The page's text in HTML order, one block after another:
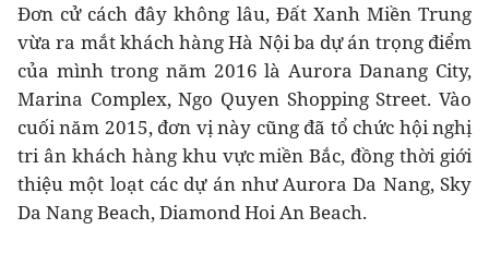
Đơn cử cách đây không lâu, Đất Xanh Miền Trung
vừa ra mắt khách hàng Hà Nội ba dự án trọng điểm
của mình trong năm 2016 là Aurora Danang City,
Marina Complex, Ngo Quyen Shopping Street. Vào
cuối năm 2015, đơn vị này cũng đã tổ chức hội nghị
tri ân khách hàng khu vực miền Bắc, đồng thời giới
thiệu một loạt các dự án như Aurora Da Nang, Sky
Da Nang Beach, Diamond Hoi An Beach.